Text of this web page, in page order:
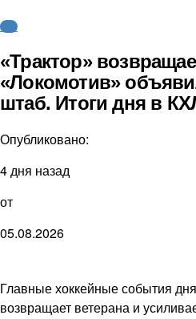
КХЛ
«Трактор»
«Локомотив»
штаб. Итоги дня в
Опубликовано:
4 дня назад
от
05.08.2026
Главные хоккейные события
возвращает ветерана и